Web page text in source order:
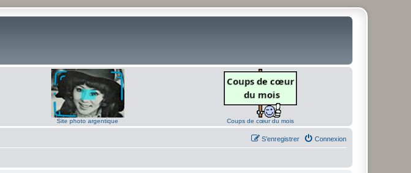
Site photo argentique Coups de cœur du mois
Connexion
S’enregistrer